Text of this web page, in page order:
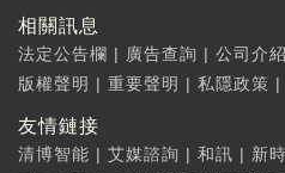
相關訊息
法定公告欄 | 廣告查詢 | 公司介紹
版權聲明 | 重要聲明 | 私隱政策 |
友情鏈接
清博智能 | 艾媒諮詢 | 和訊 | 新